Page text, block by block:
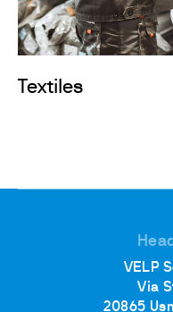
Textiles
VELP
Via
20865